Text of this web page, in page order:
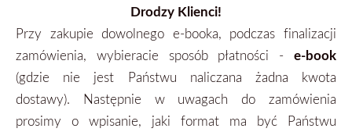
Drodzy Klienci!
Przy zakupie dowolnego e-booka, podczas finalizacji
zamówienia, wybieracie sposób płatności - e-book
(gdzie nie jest Państwu naliczana żadna kwota
dostawy). Następnie w uwagach do zamówienia
prosimy o wpisanie, jaki format ma być Państwu